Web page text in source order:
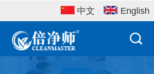
中文 English